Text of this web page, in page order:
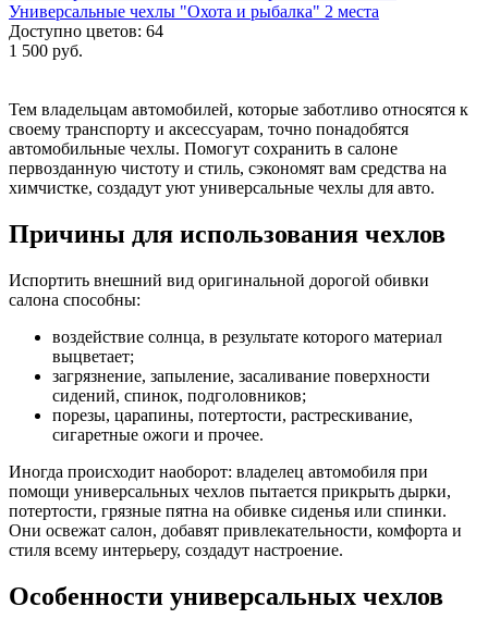
Универсальные чехлы "Охота и рыбалка" 2 места
Доступно цветов: 64
1 500 руб.
Тем владельцам автомобилей, которые заботливо относятся к
своему транспорту и аксессуарам, точно понадобятся
автомобильные чехлы. Помогут сохранить в салоне
первозданную чистоту и стиль, сэкономят вам средства на
химчистке, создадут уют универсальные чехлы для авто.
Причины для использования чехлов
Испортить внешний вид оригинальной дорогой обивки
салона способны:
воздействие солнца, в результате которого материал
выцветает;
загрязнение, запыление, засаливание поверхности
сидений, спинок, подголовников;
порезы, царапины, потертости, растрескивание,
сигаретные ожоги и прочее.
Иногда происходит наоборот: владелец автомобиля при
помощи универсальных чехлов пытается прикрыть дырки,
потертости, грязные пятна на обивке сиденья или спинки.
Они освежат салон, добавят привлекательности, комфорта и
стиля всему интерьеру, создадут настроение.
Особенности универсальных чехлов